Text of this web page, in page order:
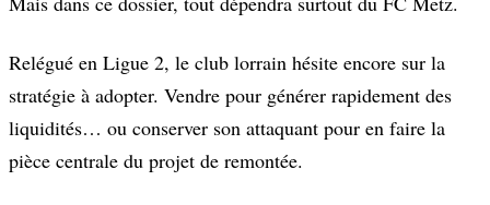
Relégué en Ligue 2, le club lorrain hésite encore sur la
stratégie à adopter. Vendre pour générer rapidement des
liquidités… ou conserver son attaquant pour en faire la
pièce centrale du projet de remontée.